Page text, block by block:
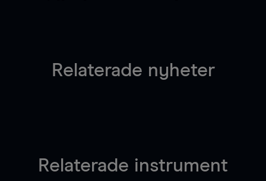
Relaterade nyheter
Relaterade instrument